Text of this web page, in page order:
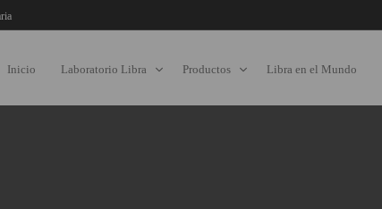
Inicio Laboratorio Libra Productos Libra en el Mundo